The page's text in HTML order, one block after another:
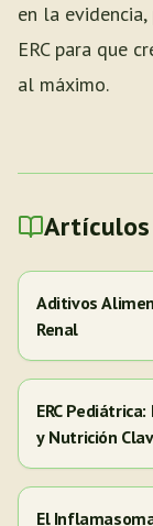
en la
ERC para que
al máximo.
Artículos
Aditivos
Renal
ERC
y Nutrición
El